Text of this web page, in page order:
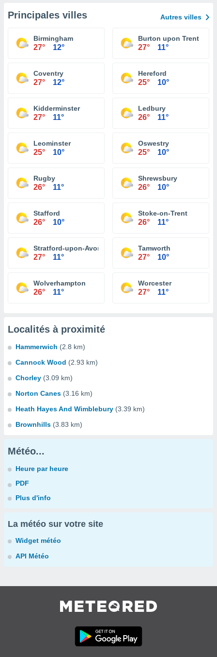
Principales villes Autres villes
Birmingham
27° 12°
Burton upon Trent
27° 11°
Coventry
27° 12°
Hereford
25° 10°
Kidderminster
27° 11°
Ledbury
26° 11°
Leominster
25° 10°
Oswestry
25° 10°
Rugby
26° 11°
Shrewsbury
26° 10°
Stafford
26° 10°
Stoke-on-Trent
26° 11°
Stratford-upon-Avon
27° 11°
Tamworth
27° 10°
Wolverhampton
26° 11°
Worcester
27° 11°
Localités à proximité
Hammerwich (2.8 km)
Cannock Wood (2.93 km)
Chorley (3.09 km)
Norton Canes (3.16 km)
Heath Hayes And Wimblebury (3.39 km)
Brownhills (3.83 km)
Météo...
Heure par heure
PDF
Plus d'info
La météo sur votre site
Widget météo
API Météo